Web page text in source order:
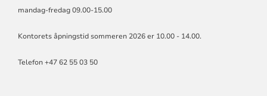
mandag-fredag 09.00-15.00
Kontorets åpningstid sommeren 2026 er 10.00 - 14.00.
Telefon +47 62 55 03 50